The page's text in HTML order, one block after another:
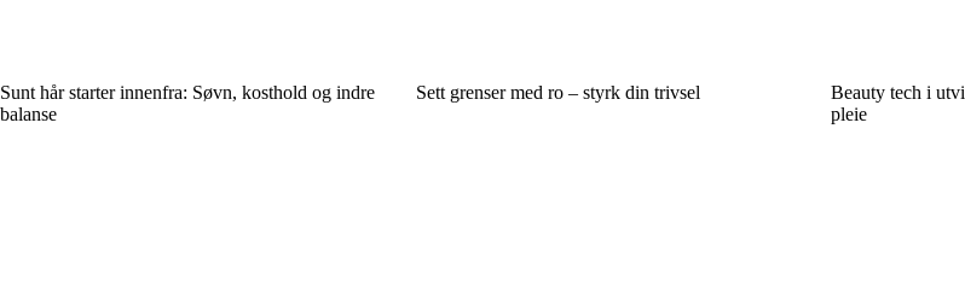
Sunt hår starter innenfra: Søvn, kosthold og indre
balanse
Sett grenser med ro – styrk din trivsel
Beauty tech i
pleie